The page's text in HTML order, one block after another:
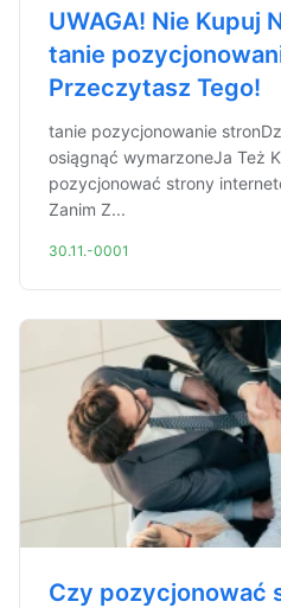
UWAGA! Nie Kupuj
tanie
Przeczytasz Tego!
tanie pozycjonowanie
osiągnąć wymarzoneJa Też
pozycjonować strony
Zanim Z...
30.11.-0001
Czy pozycjonować